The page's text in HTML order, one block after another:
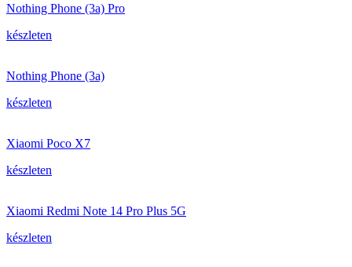
Nothing Phone (3a) Pro
készleten
Nothing Phone (3a)
készleten
Xiaomi Poco X7
készleten
Xiaomi Redmi Note 14 Pro Plus 5G
készleten